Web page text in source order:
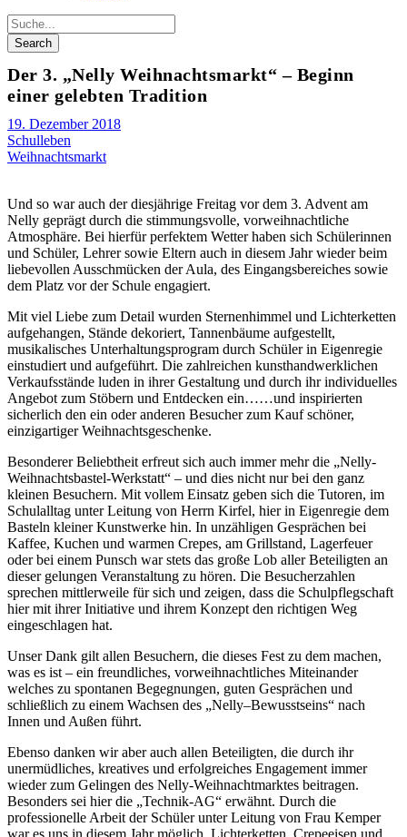
Der 3. „Nelly Weihnachtsmarkt“ – Beginn
einer gelebten Tradition
19. Dezember 2018
Schulleben
Weihnachtsmarkt
Und so war auch der diesjährige Freitag vor dem 3. Advent am
Nelly geprägt durch die stimmungsvolle, vorweihnachtliche
Atmosphäre. Bei hierfür perfektem Wetter haben sich Schülerinnen
und Schüler, Lehrer sowie Eltern auch in diesem Jahr wieder beim
liebevollen Ausschmücken der Aula, des Eingangsbereiches sowie
dem Platz vor der Schule engagiert.
Mit viel Liebe zum Detail wurden Sternenhimmel und Lichterketten
aufgehangen, Stände dekoriert, Tannenbäume aufgestellt,
musikalisches Unterhaltungsprogram durch Schüler in Eigenregie
einstudiert und aufgeführt. Die zahlreichen kunsthandwerklichen
Verkaufsstände luden in ihrer Gestaltung und durch ihr individuelles
Angebot zum Stöbern und Entdecken ein……und inspirierten
sicherlich den ein oder anderen Besucher zum Kauf schöner,
einzigartiger Weihnachtsgeschenke.
Besonderer Beliebtheit erfreut sich auch immer mehr die „Nelly-
Weihnachtsbastel-Werkstatt“ – und dies nicht nur bei den ganz
kleinen Besuchern. Mit vollem Einsatz geben sich die Tutoren, im
Schulalltag unter Leitung von Herrn Kirfel, hier in Eigenregie dem
Basteln kleiner Kunstwerke hin. In unzähligen Gesprächen bei
Kaffee, Kuchen und warmen Crepes, am Grillstand, Lagerfeuer
oder bei einem Punsch war stets das große Lob aller Beteiligten an
dieser gelungen Veranstaltung zu hören. Die Besucherzahlen
sprechen mittlerweile für sich und zeigen, dass die Schulpflegschaft
hier mit ihrer Initiative und ihrem Konzept den richtigen Weg
eingeschlagen hat.
Unser Dank gilt allen Besuchern, die dieses Fest zu dem machen,
was es ist – ein freundliches, vorweihnachtliches Miteinander
welches zu spontanen Begegnungen, guten Gesprächen und
schließlich zu einem Wachsen des „Nelly–Bewusstseins“ nach
Innen und Außen führt.
Ebenso danken wir aber auch allen Beteiligten, die durch ihr
unermüdliches, kreatives und erfolgreiches Engagement immer
wieder zum Gelingen des Nelly-Weihnachtmarktes beitragen.
Besonders sei hier die „Technik-AG“ erwähnt. Durch die
professionelle Arbeit der Schüler unter Leitung von Frau Kemper